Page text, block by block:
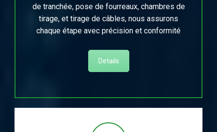
de tranchée, pose de fourreaux, chambres de
tirage, et tirage de câbles, nous assurons
chaque étape avec précision et conformité
Details